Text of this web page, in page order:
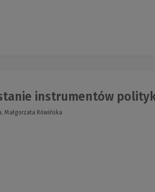
instrumentów
Małgorzata Rówińska